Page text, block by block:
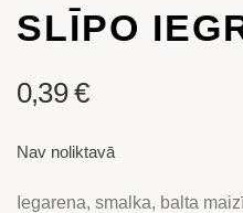
SLĪPO
0,39€
Nav noliktavā
Iegarena, smalka, balta